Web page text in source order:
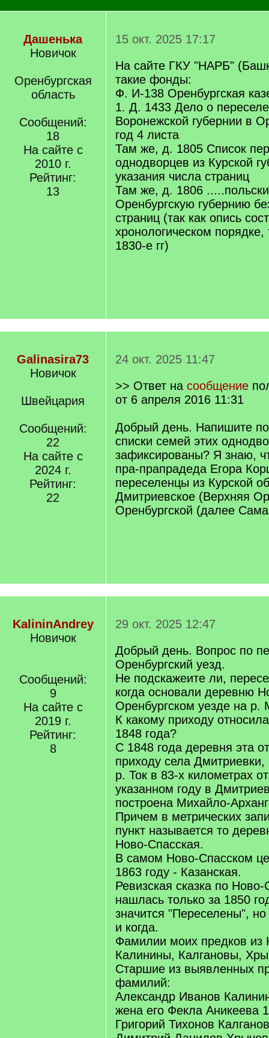
Дашенька
Новичок
Оренбургская
область
Сообщений:
18
На сайте с
2010 г.
Рейтинг:
13
15 окт. 2025 17:17
На сайте ГКУ "НАРБ"
такие фонды:
Ф. И-138 Оренбургская
1. Д. 1433 Дело о
Воронежской губернии в
год 4 листа
Там же, д. 1805 Список
однодворцев из Курской
указания числа страниц
Там же, д. 1806
Оренбургскую губернию
страниц (так как опись
хронологическом порядке,
1830-е гг)
Galinasira73
Новичок
Швейцария
Сообщений:
22
На сайте с
2024 г.
Рейтинг:
22
24 окт. 2025 11:47
>> Ответ на сообщение
от 6 апреля 2016 11:31
Добрый день. Напишите
списки семей этих
зафиксированы? Я знаю,
пра-прапрадеда Егора
переселенцы из Курской
Дмитриевское (Верхняя
Оренбургской (далее
KalininAndrey
Новичок
Сообщений:
9
На сайте с
2019 г.
Рейтинг:
8
29 окт. 2025 12:47
Добрый день. Вопрос по
Оренбургский уезд.
Не подскажеите ли,
когда основали деревню
Оренбургском уезде на
К какому приходу
1848 года?
С 1848 года деревня эта
приходу села Дмитриевки,
р. Ток в 83-х километрах
указанном году в
построена Михайло-
Причем в метрических
пункт называется то
Ново-Спасская.
В самом Ново-Спасском
1863 году - Казанская.
Ревизская сказка по
нашлась только за 1850
значится "Переселены", но
и когда.
Фамилии моих предков из
Калинины, Калгановы,
Старшие из выявленных
фамилий:
Александр Иванов
жена его Фекла Аникеева
Григорий Тихонов